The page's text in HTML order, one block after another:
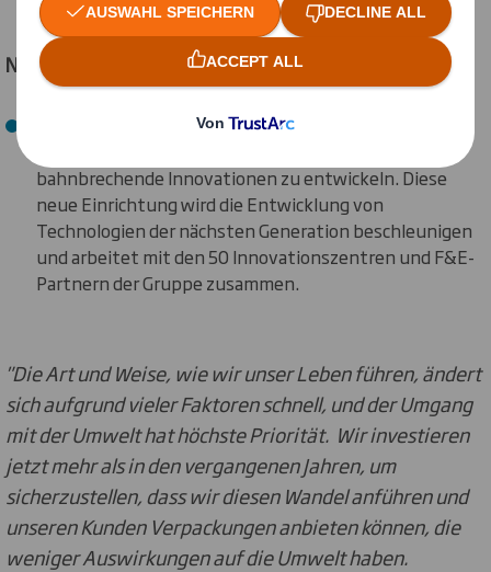
Neues Zentrum zur Beschleunigung des Prototyping
Die Schaffung von Unit 17", einer neuen Prototyping-
bahnbrechende Innovationen zu entwickeln. Diese
neue Einrichtung wird die Entwicklung von
Technologien der nächsten Generation beschleunigen
und arbeitet mit den 50 Innovationszentren und F&E-
Partnern der Gruppe zusammen.
"Die Art und Weise, wie wir unser Leben führen, ändert
sich aufgrund vieler Faktoren schnell, und der Umgang
mit der Umwelt hat höchste Priorität. Wir investieren
jetzt mehr als in den vergangenen Jahren, um
sicherzustellen, dass wir diesen Wandel anführen und
unseren Kunden Verpackungen anbieten können, die
weniger Auswirkungen auf die Umwelt haben.